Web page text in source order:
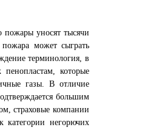
уносят тысячи
может сыграть
терминология, в
которые
газы. В отличие
большим
страховые компании
категории негорючих